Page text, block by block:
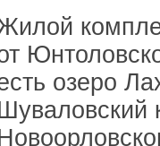
озеро